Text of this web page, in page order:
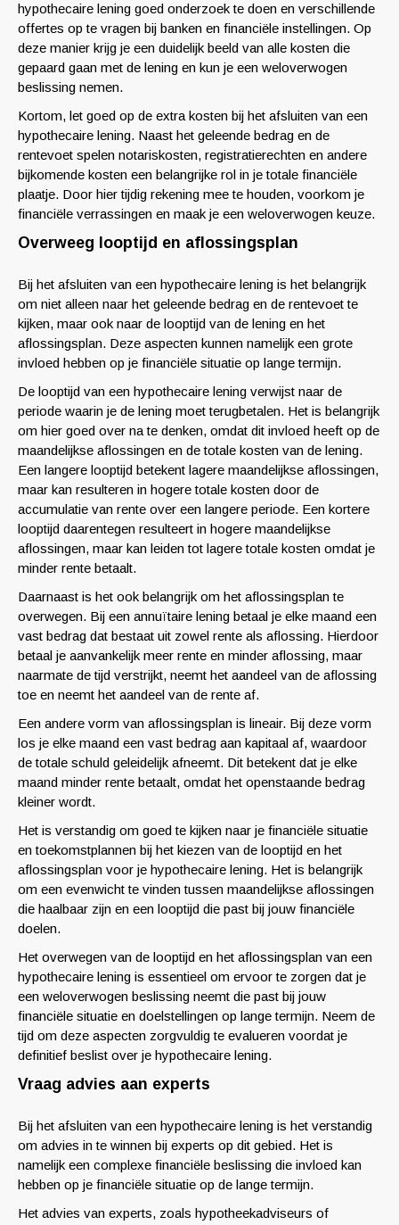
hypothecaire lening goed onderzoek te doen en verschillende
offertes op te vragen bij banken en financiële instellingen. Op
deze manier krijg je een duidelijk beeld van alle kosten die
gepaard gaan met de lening en kun je een weloverwogen
beslissing nemen.
Kortom, let goed op de extra kosten bij het afsluiten van een
hypothecaire lening. Naast het geleende bedrag en de
rentevoet spelen notariskosten, registratierechten en andere
bijkomende kosten een belangrijke rol in je totale financiële
plaatje. Door hier tijdig rekening mee te houden, voorkom je
financiële verrassingen en maak je een weloverwogen keuze.
Overweeg looptijd en aflossingsplan
Bij het afsluiten van een hypothecaire lening is het belangrijk
om niet alleen naar het geleende bedrag en de rentevoet te
kijken, maar ook naar de looptijd van de lening en het
aflossingsplan. Deze aspecten kunnen namelijk een grote
invloed hebben op je financiële situatie op lange termijn.
De looptijd van een hypothecaire lening verwijst naar de
periode waarin je de lening moet terugbetalen. Het is belangrijk
om hier goed over na te denken, omdat dit invloed heeft op de
maandelijkse aflossingen en de totale kosten van de lening.
Een langere looptijd betekent lagere maandelijkse aflossingen,
maar kan resulteren in hogere totale kosten door de
accumulatie van rente over een langere periode. Een kortere
looptijd daarentegen resulteert in hogere maandelijkse
aflossingen, maar kan leiden tot lagere totale kosten omdat je
minder rente betaalt.
Daarnaast is het ook belangrijk om het aflossingsplan te
overwegen. Bij een annuïtaire lening betaal je elke maand een
vast bedrag dat bestaat uit zowel rente als aflossing. Hierdoor
betaal je aanvankelijk meer rente en minder aflossing, maar
naarmate de tijd verstrijkt, neemt het aandeel van de aflossing
toe en neemt het aandeel van de rente af.
Een andere vorm van aflossingsplan is lineair. Bij deze vorm
los je elke maand een vast bedrag aan kapitaal af, waardoor
de totale schuld geleidelijk afneemt. Dit betekent dat je elke
maand minder rente betaalt, omdat het openstaande bedrag
kleiner wordt.
Het is verstandig om goed te kijken naar je financiële situatie
en toekomstplannen bij het kiezen van de looptijd en het
aflossingsplan voor je hypothecaire lening. Het is belangrijk
om een evenwicht te vinden tussen maandelijkse aflossingen
die haalbaar zijn en een looptijd die past bij jouw financiële
doelen.
Het overwegen van de looptijd en het aflossingsplan van een
hypothecaire lening is essentieel om ervoor te zorgen dat je
een weloverwogen beslissing neemt die past bij jouw
financiële situatie en doelstellingen op lange termijn. Neem de
tijd om deze aspecten zorgvuldig te evalueren voordat je
definitief beslist over je hypothecaire lening.
Vraag advies aan experts
Bij het afsluiten van een hypothecaire lening is het verstandig
om advies in te winnen bij experts op dit gebied. Het is
namelijk een complexe financiële beslissing die invloed kan
hebben op je financiële situatie op de lange termijn.
Het advies van experts, zoals hypotheekadviseurs of